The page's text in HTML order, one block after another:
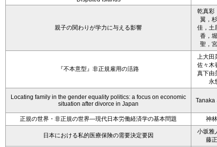
親子の関わりが学力に与える影響
乾真彩
翼，
佳，土
香，
聖，
『不本意型』非正規雇用の活路
上大田
佐々木
真下由
永
Locating family in the gender equality politics: a focus on economic
situation after divorce in Japan
Tanaka
正規の世界・非正規の世界―現代日本労働経済学の基本問題 神
日本における私的医療保険の需要決定要因
小坂雅
藤